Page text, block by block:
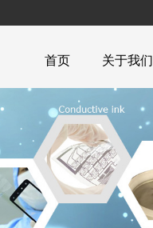
首页 关于我们